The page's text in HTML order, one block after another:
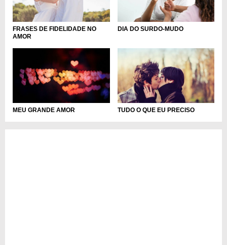
FRASES DE FIDELIDADE NO
AMOR
DIA DO SURDO-MUDO
MEU GRANDE AMOR TUDO O QUE EU PRECISO